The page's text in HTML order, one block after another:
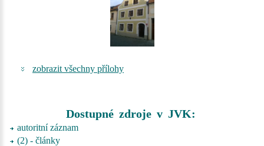
zobrazit všechny přílohy
Dostupné zdroje v JVK:
autoritní záznam
(2) - články